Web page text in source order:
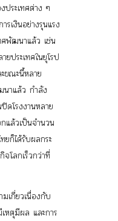
ประเทศต่าง ๆ
รเงินอย่างรุนแรง
ศพัฒนาแล้ว เช่น
ประเทศในยุโรป
ขณะนี้หลาย
นาแล้ว กำลัง
ดโรงงานหลาย
แล้วเป็นจำนวน
ยก็ได้รับผลกระ
โลกเร็วกว่าที่
เกี่ยวเนื่องกับ
หตุมีผล และการ